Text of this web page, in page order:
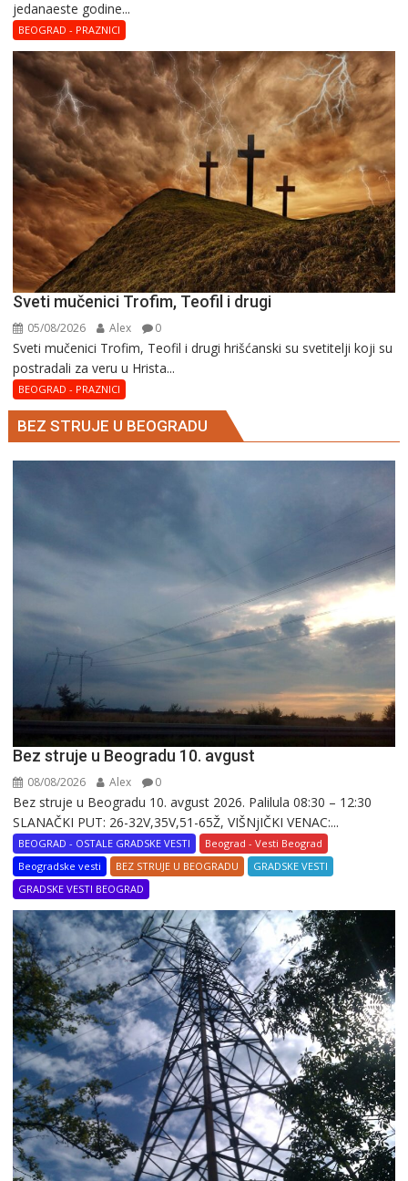
јеdanaеstе gоdinе...
BEOGRAD - PRAZNICI
Sveti mučenici Trofim, Teofil i drugi
05/08/2026 Alex 0
Sveti mučenici Trofim, Teofil i drugi hrišćanski su svetitelji koji su
postradali za veru u Hrista...
BEOGRAD - PRAZNICI
BEZ STRUJE U BEOGRADU
Bez struje u Beogradu 10. avgust
08/08/2026 Alex 0
Bez struje u Beogradu 10. avgust 2026. Palilula 08:30 – 12:30
SLANAČKI PUT: 26-32V,35V,51-65Ž, VIŠNjIČKI VENAC:...
BEOGRAD - OSTALE GRADSKE VESTI
Beograd - Vesti Beograd
Beogradske vesti
BEZ STRUJE U BEOGRADU
GRADSKE VESTI
GRADSKE VESTI BEOGRAD